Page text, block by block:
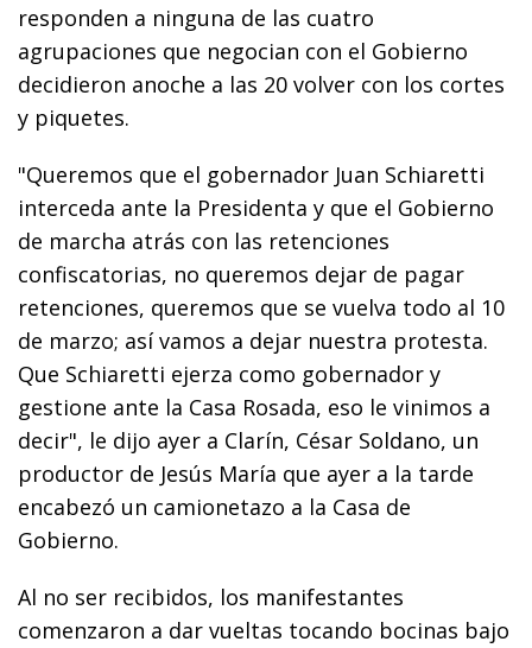
responden a ninguna de las cuatro
agrupaciones que negocian con el Gobierno
decidieron anoche a las 20 volver con los cortes
y piquetes.
"Queremos que el gobernador Juan Schiaretti
interceda ante la Presidenta y que el Gobierno
de marcha atrás con las retenciones
confiscatorias, no queremos dejar de pagar
retenciones, queremos que se vuelva todo al 10
de marzo; así vamos a dejar nuestra protesta.
Que Schiaretti ejerza como gobernador y
gestione ante la Casa Rosada, eso le vinimos a
decir", le dijo ayer a Clarín, César Soldano, un
productor de Jesús María que ayer a la tarde
encabezó un camionetazo a la Casa de
Gobierno.
Al no ser recibidos, los manifestantes
comenzaron a dar vueltas tocando bocinas bajo